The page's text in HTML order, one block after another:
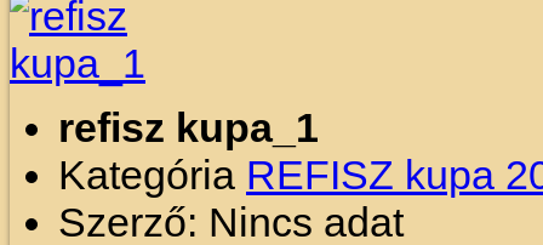
refisz kupa_1
Kategória REFISZ kupa
Szerző: Nincs adat